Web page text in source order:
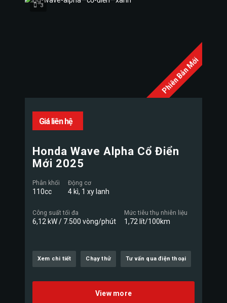
Phiên Bản Mới
3
Giá liên hệ
Honda Wave Alpha Cổ Điển
Mới 2025
Phân khối
110cc
Động cơ
4 kì, 1 xy lanh
Công suất tối đa
6,12 kW / 7.500 vòng/phút
Mức tiêu thụ nhiên liệu
1,72 lít/100km
Xem chi tiết Chạy thử Tư vấn qua điện thoại
View more